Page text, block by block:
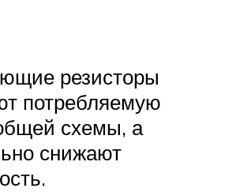
резисторы
потребляемую
схемы, а
снижают